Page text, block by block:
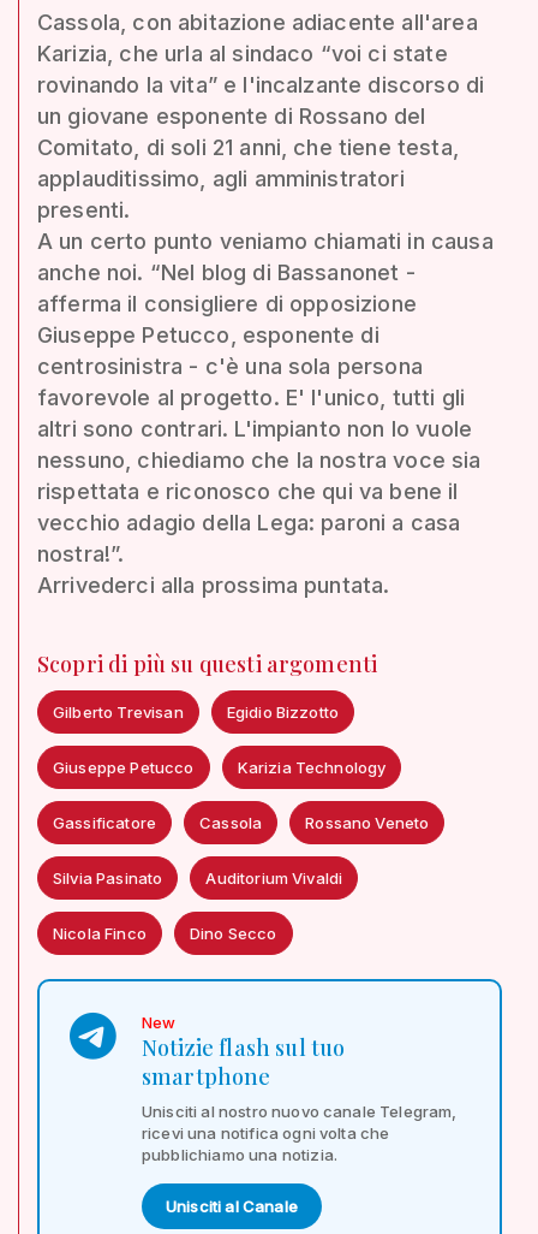
Cassola, con abitazione adiacente all'area
Karizia, che urla al sindaco “voi ci state
rovinando la vita” e l'incalzante discorso di
un giovane esponente di Rossano del
Comitato, di soli 21 anni, che tiene testa,
applauditissimo, agli amministratori
presenti.
A un certo punto veniamo chiamati in causa
anche noi. “Nel blog di Bassanonet -
afferma il consigliere di opposizione
Giuseppe Petucco, esponente di
centrosinistra - c'è una sola persona
favorevole al progetto. E' l'unico, tutti gli
altri sono contrari. L'impianto non lo vuole
nessuno, chiediamo che la nostra voce sia
rispettata e riconosco che qui va bene il
vecchio adagio della Lega: paroni a casa
nostra!”.
Arrivederci alla prossima puntata.
Scopri di più su questi argomenti
Gilberto Trevisan Egidio Bizzotto
Giuseppe Petucco Karizia Technology
Gassificatore Cassola Rossano Veneto
Silvia Pasinato Auditorium Vivaldi
Nicola Finco Dino Secco
New
Notizie flash sul tuo
smartphone
Unisciti al nostro nuovo canale Telegram,
ricevi una notifica ogni volta che
pubblichiamo una notizia.
Unisciti al Canale